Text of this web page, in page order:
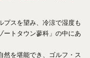
プスを望み、冷涼で湿度も
ートタウン蓼科」の中にあ
然を堪能でき、ゴルフ・ス
い